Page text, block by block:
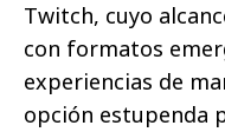
Twitch, cuyo
con formatos
experiencias de
opción estupenda